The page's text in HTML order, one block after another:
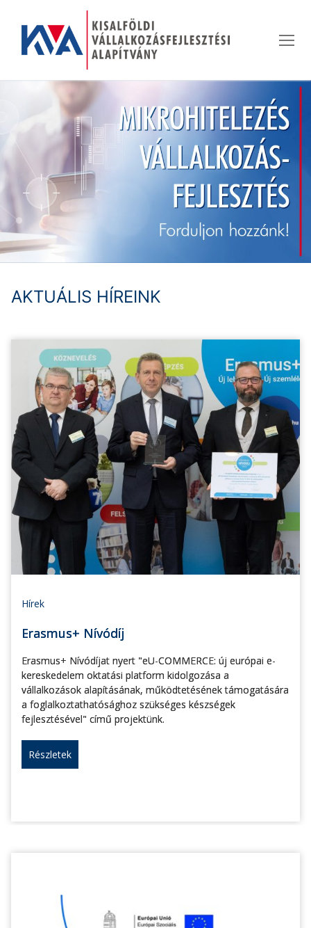
tartalomra
AKTUÁLIS HÍREINK
Hírek
Erasmus+ Nívódíj
Erasmus+ Nívódíjat nyert "eU-COMMERCE: új európai e-
kereskedelem oktatási platform kidolgozása a
vállalkozások alapításának, működtetésének támogatására
a foglalkoztathatósághoz szükséges készségek
fejlesztésével" című projektünk.
Részletek